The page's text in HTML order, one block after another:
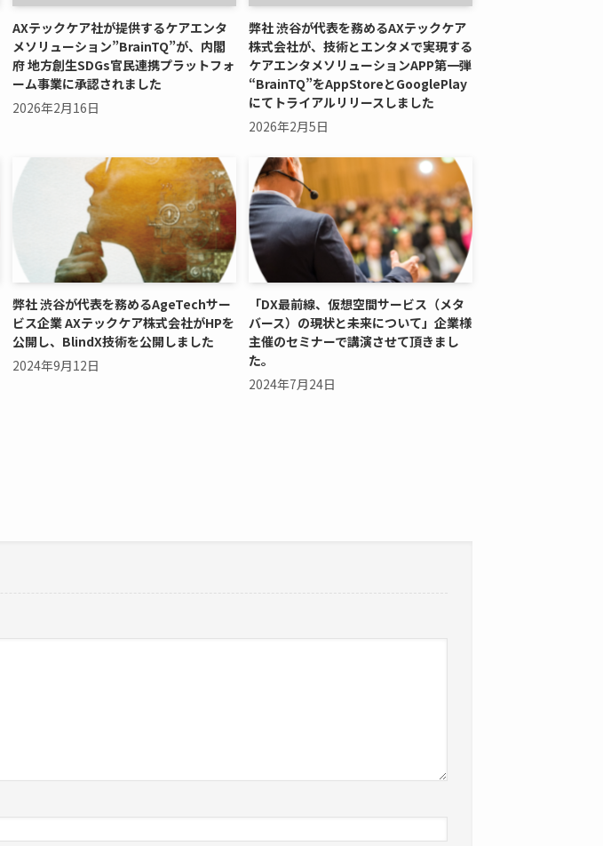
AXテックケア社が提供するケアエンタ
メソリューション”BrainTQ”が、内閣
府 地方創生SDGs官民連携プラットフォ
ーム事業に承認されました
2026年2月16日
弊社 渋谷が代表を務めるAXテックケア
株式会社が、技術とエンタメで実現する
ケアエンタメソリューションAPP第一弾
“BrainTQ”をAppStoreとGooglePlay
にてトライアルリリースしました
2026年2月5日
弊社 渋谷が代表を務めるAgeTechサー
ビス企業 AXテックケア株式会社がHPを
公開し、BlindX技術を公開しました
2024年9月12日
「DX最前線、仮想空間サービス（メタ
バース）の現状と未来について」企業様
主催のセミナーで講演させて頂きまし
た。
2024年7月24日